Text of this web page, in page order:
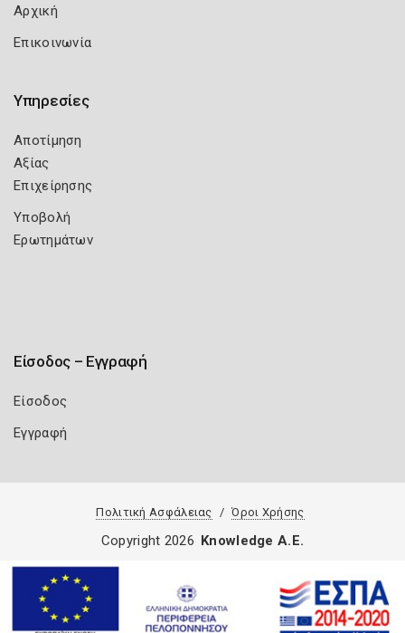
Αρχική
Επικοινωνία
Υπηρεσίες
Αποτίμηση
Αξίας
Επιχείρησης
Υποβολή
Ερωτημάτων
Είσοδος – Εγγραφή
Είσοδος
Εγγραφή
Πολιτική Ασφάλειας Όροι Χρήσης
Copyright 2026 Knowledge A.E.